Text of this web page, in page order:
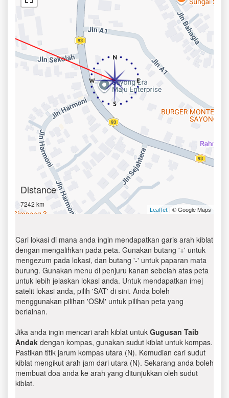
Distance
7242 km
Leaflet | © Google Maps
Cari lokasi di mana anda ingin mendapatkan garis arah kiblat
dengan mengalihkan pada peta. Gunakan butang '+' untuk
mengezum pada lokasi, dan butang '-' untuk paparan mata
burung. Gunakan menu di penjuru kanan sebelah atas peta
untuk lebih jelaskan lokasi anda. Untuk mendapatkan imej
satelit lokasi anda, pilih 'SAT' di sini. Anda boleh
menggunakan pilihan 'OSM' untuk pilihan peta yang
berlainan.
Jika anda ingin mencari arah kiblat untuk Gugusan Taib
Andak dengan kompas, gunakan sudut kiblat untuk kompas.
Pastikan titik jarum kompas utara (N). Kemudian cari sudut
kiblat mengikut arah jam dari utara (N). Sekarang anda boleh
membuat doa anda ke arah yang ditunjukkan oleh sudut
kiblat.